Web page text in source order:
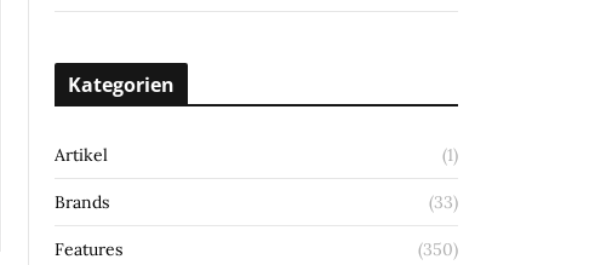
Kategorien
Artikel (1)
Brands (33)
Features (350)